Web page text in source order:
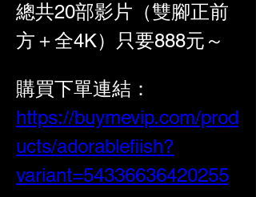
總共20部影片（雙腳正前
方＋全4K）只要888元～
購買下單連結：
https://buymevip.com/prod
ucts/adorablefiish?
variant=54336636420255